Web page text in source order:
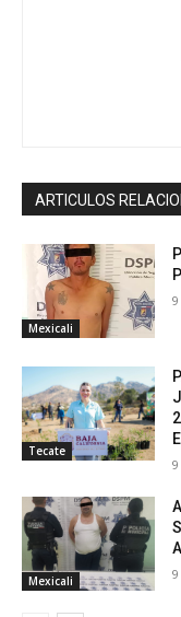
ARTICULOS
Mexicali
Tecate
Mexicali